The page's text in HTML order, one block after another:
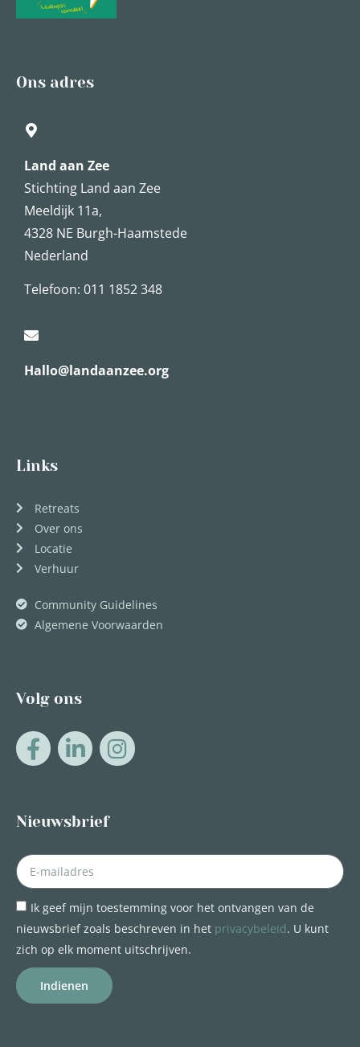
Ons adres
Land aan Zee
Stichting Land aan Zee
Meeldijk 11a,
4328 NE Burgh-Haamstede
Nederland
Telefoon: 011 1852 348
Hallo@landaanzee.org
Links
Retreats
Over ons
Locatie
Verhuur
Community Guidelines
Algemene Voorwaarden
Volg ons
Nieuwsbrief
Ik geef mijn toestemming voor het ontvangen van de
nieuwsbrief zoals beschreven in het privacybeleid. U kunt
zich op elk moment uitschrijven.
Indienen